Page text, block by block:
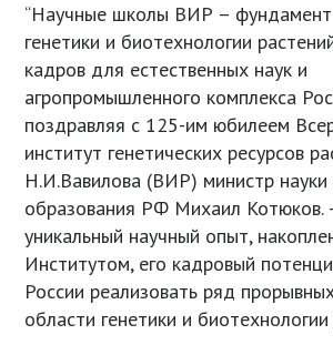
“Научные школы ВИР – фундамент
генетики и биотехнологии
кадров для естественных наук и
агропромышленного комплекса
поздравляя с 125-им юбилеем
институт генетических ресурсов
Н.И.Вавилова (ВИР) министр науки
образования РФ Михаил Котюков.
уникальный научный опыт,
Институтом, его кадровый
России реализовать ряд
области генетики и биотехнологии